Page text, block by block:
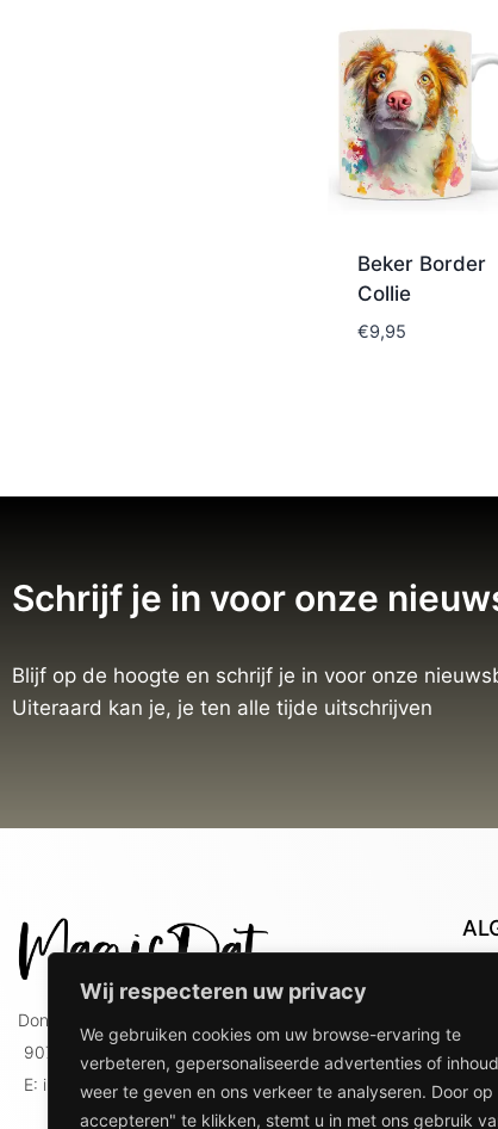
Wij respecteren uw privacy
We gebruiken cookies om uw browse-ervaring te
verbeteren, gepersonaliseerde advertenties of inhoud
weer te geven en ons verkeer te analyseren. Door op
accepteren" te klikken, stemt u in met ons gebruik
Beker Border
Collie
€9,95
Schrijf je in voor onze
Blijf op de hoogte en schrijf je in voor onze
Uiteraard kan je, je ten alle tijde uitschrijven
Doniaweg 9
9074 AE Hallum
E: info@magicdat.nl